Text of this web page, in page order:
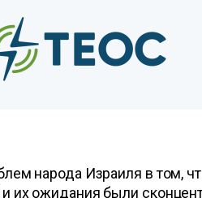
народа Израиля в том,
их ожидания были